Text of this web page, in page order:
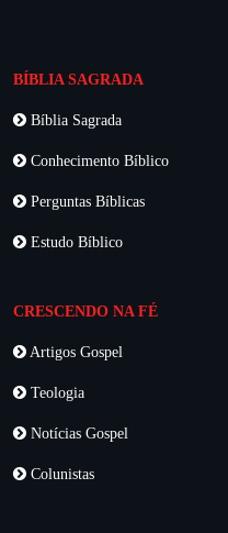
BÍBLIA SAGRADA
Bíblia Sagrada
Conhecimento Bíblico
Perguntas Bíblicas
Estudo Bíblico
CRESCENDO NA FÉ
Artigos Gospel
Teologia
Notícias Gospel
Colunistas